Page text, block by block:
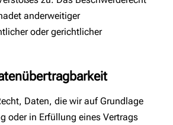
anderweitiger
oder gerichtlicher
Daten, die wir auf Grundlage
oder in Erfüllung eines Vertrags